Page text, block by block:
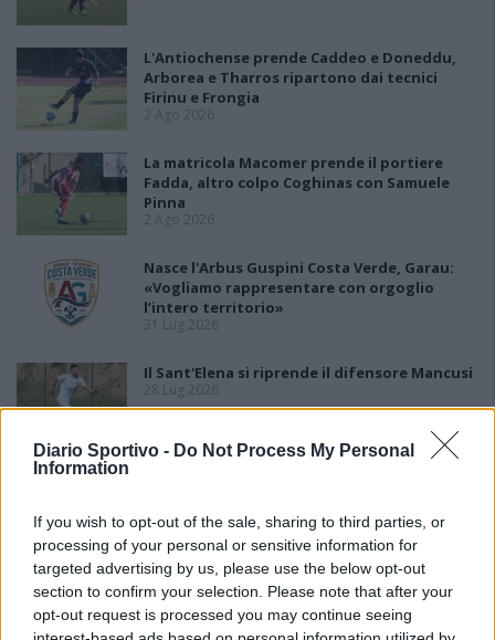
Diario Sportivo - Do Not Process My Personal
Information
If you wish to opt-out of the sale, sharing to third parties, or
processing of your personal or sensitive information for
targeted advertising by us, please use the below opt-out
section to confirm your selection. Please note that after your
opt-out request is processed you may continue seeing
L'Antiochense prende Caddeo e Doneddu,
Arborea e Tharros ripartono dai tecnici
Firinu e Frongia
2 Ago 2026
La matricola Macomer prende il portiere
Fadda, altro colpo Coghinas con Samuele
Pinna
2 Ago 2026
Nasce l'Arbus Guspini Costa Verde, Garau:
«Vogliamo rappresentare con orgoglio
l’intero territorio»
31 Lug 2026
Il Sant'Elena si riprende il difensore Mancusi
28 Lug 2026
25 Lug 2026